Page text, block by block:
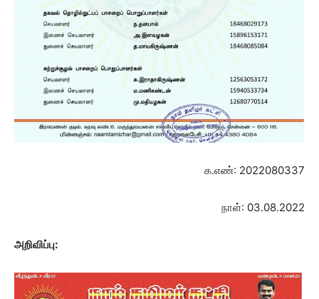
க.எண்: 2022080337
நாள்: 03.08.2022
அறிவிப்பு: